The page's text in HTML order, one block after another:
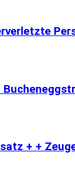
+ +